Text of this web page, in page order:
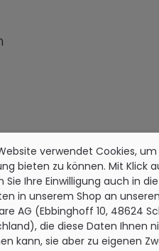
verwendet Cookies,
bieten zu können. Mit Klick
Sie Ihre Einwilligung auch in
in unserem Shop an
AG (Ebbinghoff 10, 48624
die diese Daten Ihnen
kann, sie aber zu eigenen